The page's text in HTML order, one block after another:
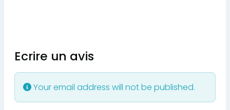
Ecrire un avis
Your email address will not be published.